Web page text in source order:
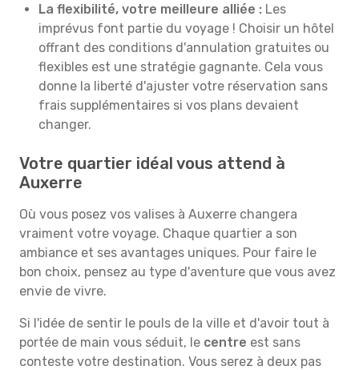
La flexibilité, votre meilleure alliée : Les
imprévus font partie du voyage ! Choisir un hôtel
offrant des conditions d'annulation gratuites ou
flexibles est une stratégie gagnante. Cela vous
donne la liberté d'ajuster votre réservation sans
frais supplémentaires si vos plans devaient
changer.
Votre quartier idéal vous attend à
Auxerre
Où vous posez vos valises à Auxerre changera
vraiment votre voyage. Chaque quartier a son
ambiance et ses avantages uniques. Pour faire le
bon choix, pensez au type d'aventure que vous avez
envie de vivre.
Si l'idée de sentir le pouls de la ville et d'avoir tout à
portée de main vous séduit, le centre est sans
conteste votre destination. Vous serez à deux pas